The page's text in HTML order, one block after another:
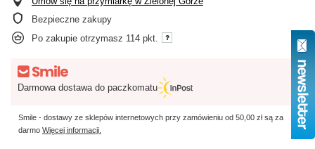
Bezpieczne zakupy
Po zakupie otrzymasz 114 pkt.
Darmowa dostawa do paczkomatu
Smile - dostawy ze sklepów internetowych przy zamówieniu od 50,00 złsą za
darmo Więcej informacji.